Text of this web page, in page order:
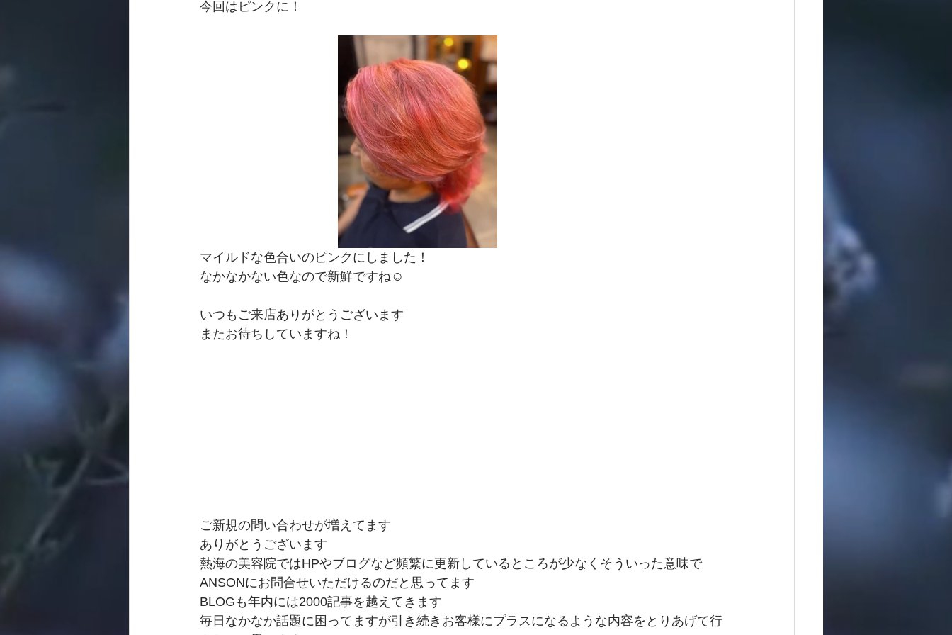
今回はピンクに！
マイルドな色合いのピンクにしました！
なかなかない色なので新鮮ですね☺
いつもご来店ありがとうございます
またお待ちしていますね！
ご新規の問い合わせが増えてます
ありがとうございます
熱海の美容院ではHPやブログなど頻繁に更新しているところが少なくそういった意味で
ANSONにお問合せいただけるのだと思ってます
BLOGも年内には2000記事を越えてきます
毎日なかなか話題に困ってますが引き続きお客様にプラスになるような内容をとりあげて行